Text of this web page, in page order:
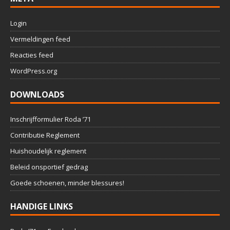
Login
Vermeldingen feed
Reacties feed
WordPress.org
DOWNLOADS
Inschrijfformulier Roda ’71
Contributie Reglement
Huishoudelijk reglement
Beleid onsportief gedrag
Goede schoenen, minder blessures!
HANDIGE LINKS